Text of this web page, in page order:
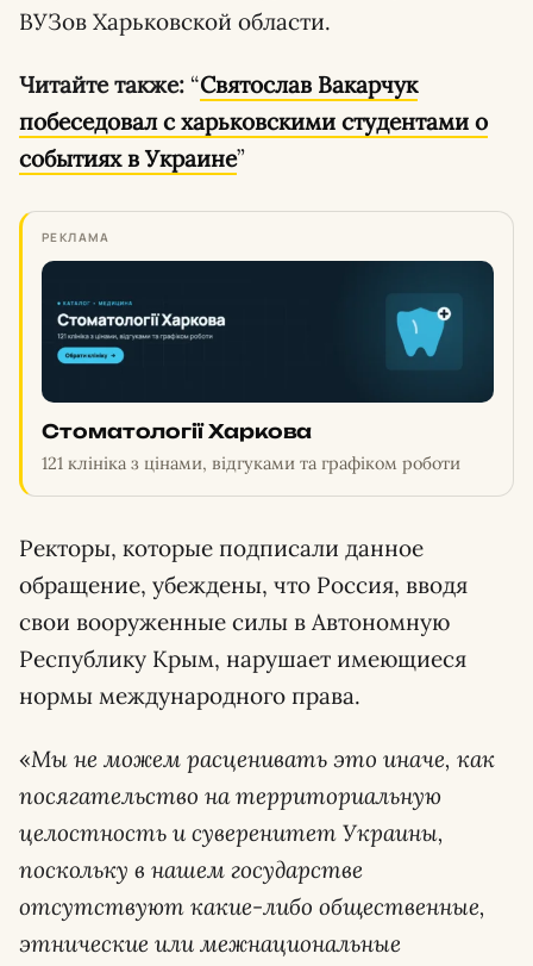
ВУЗов Харьковской области.
Читайте также: “Святослав Вакарчук
побеседовал с харьковскими студентами о
событиях в Украине”
РЕКЛАМА
Стоматології Харкова
121 клініка з цінами, відгуками та графіком роботи
Ректоры, которые подписали данное
обращение, убеждены, что Россия, вводя
свои вооруженные силы в Автономную
Республику Крым, нарушает имеющиеся
нормы международного права.
«Мы не можем расценивать это иначе, как
посягательство на территориальную
целостность и суверенитет Украины,
поскольку в нашем государстве
отсутствуют какие-либо общественные,
этнические или межнациональные